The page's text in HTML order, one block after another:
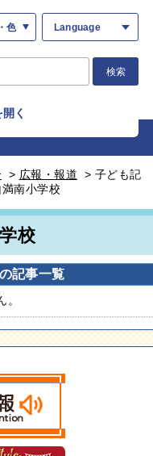
色 Language
検索
く
> 広報・報道 > 子ども記
南小学校
校
記事一覧